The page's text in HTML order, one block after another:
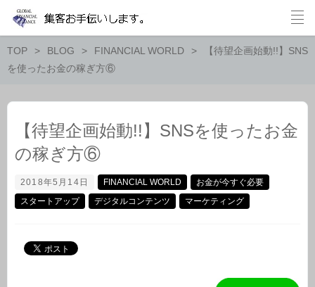
TOP BLOG FINANCIAL WORLD
【待望企画始動!!】SNS
を使ったお金の稼ぎ方⑥
【待望企画始動!!】SNSを使ったお金
の稼ぎ方⑥
2018年5月14日 FINANCIAL WORLD
お金が今すぐ必要
スタートアップ
デジタルコンテンツ マーケティング